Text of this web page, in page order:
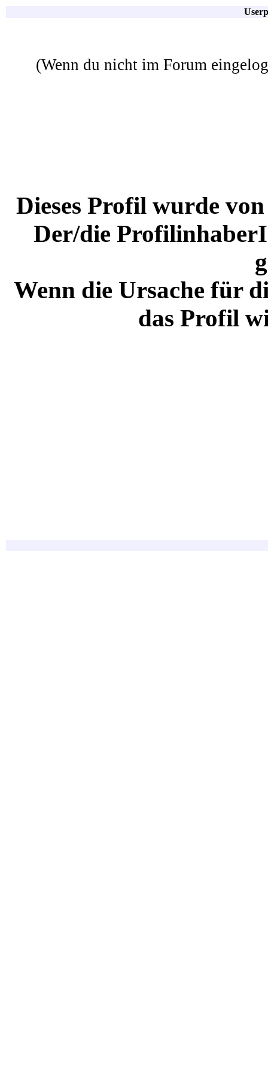
(Wenn du nicht im Forum
Dieses Profil wurde
Der/die
Wenn die Ursache für
das Profil